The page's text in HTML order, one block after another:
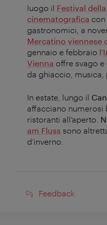
luogo il Festival
cinematografica con
gastronomici, a
Mercatino viennese
gennaio e febbraio l’
Vienna offre svago
da ghiaccio, musica,
In estate, lungo il
affacciano numerosi
ristoranti all’aperto.
am Fluss sono
d’inverno.
Feedback
Feedback